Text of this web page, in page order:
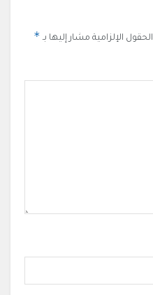
الحقول الإلزامية مشار إليها بـ *